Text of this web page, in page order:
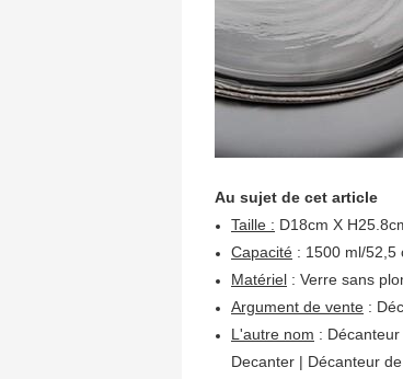
Au sujet de cet article
Taille : D18cm X
Capacité : 1500 ml/52,5
Matériel : Verre sans
Argument de vente :
L'autre nom :
Decanter | Décanteur